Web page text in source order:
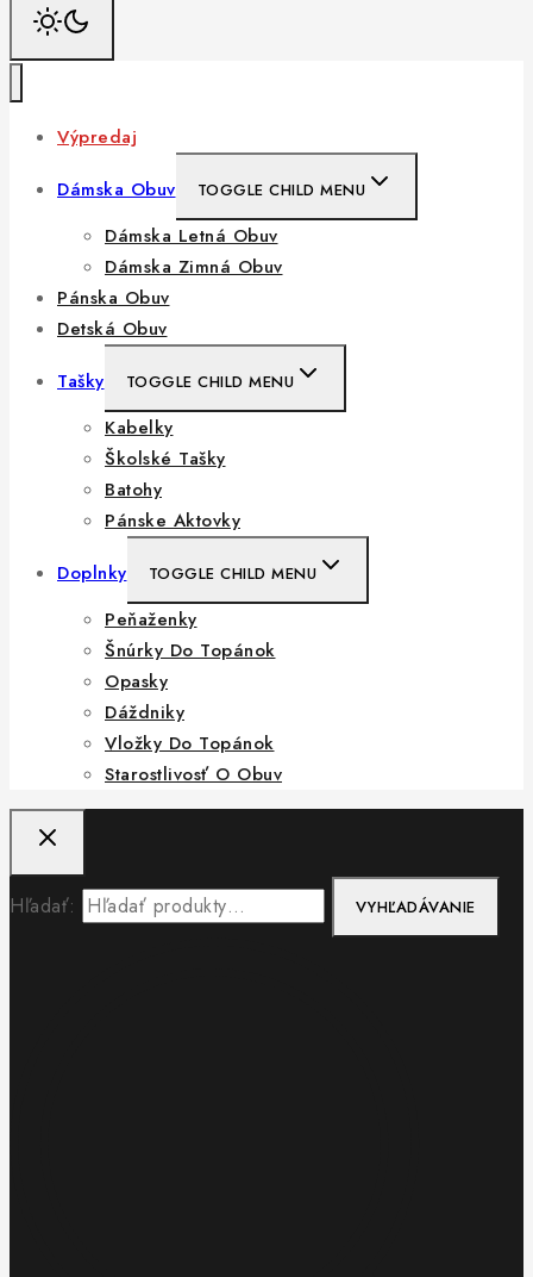
Výpredaj
Dámska Obuv
TOGGLE CHILD MENU
Dámska Letná Obuv
Dámska Zimná Obuv
Pánska Obuv
Detská Obuv
Tašky
TOGGLE CHILD MENU
Kabelky
Školské Tašky
Batohy
Pánske Aktovky
Doplnky
TOGGLE CHILD MENU
Peňaženky
Šnúrky Do Topánok
Opasky
Dáždniky
Vložky Do Topánok
Starostlivosť O Obuv
Hľadať: VYHĽADÁVANIE